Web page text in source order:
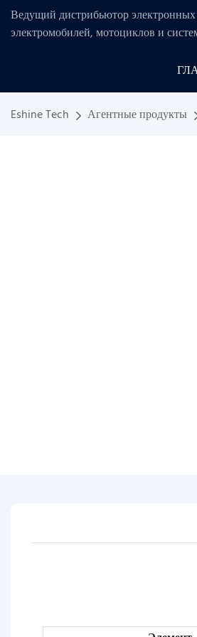
Ведущий дистрибьютор
электромобилей, мотоциклов и
Eshine Tech Агентные продукты